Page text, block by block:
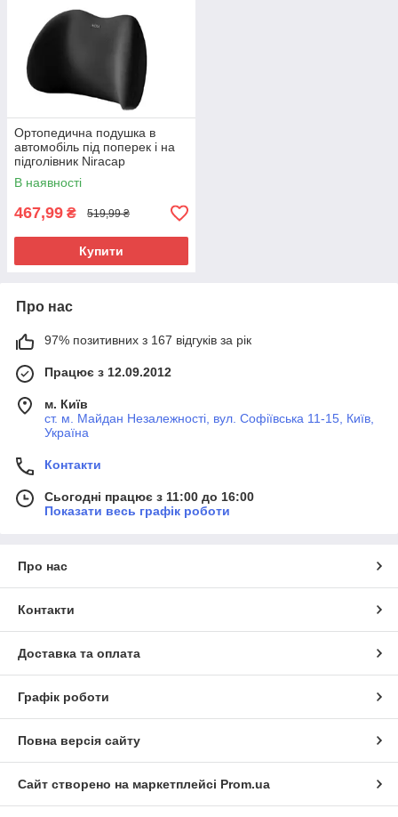
Ортопедична подушка в
автомобіль під поперек і на
підголівник Niracap
В наявності
467,99 ₴ 519,99 ₴
Купити
Про нас
97% позитивних з 167 відгуків за рік
Працює з 12.09.2012
м. Київ
ст. м. Майдан Незалежності, вул. Софіївська 11-15, Київ,
Україна
Контакти
Сьогодні працює з 11:00 до 16:00
Показати весь графік роботи
Про нас
Контакти
Доставка та оплата
Графік роботи
Повна версія сайту
Сайт створено на маркетплейсі Prom.ua